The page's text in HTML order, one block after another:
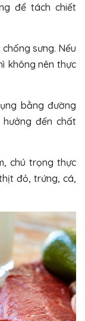
để tách chiết
sưng. Nếu
không nên thực
bằng đường
đến chất
chú trọng thực
đỏ, trứng, cá,